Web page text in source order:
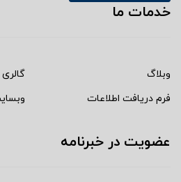
خدمات ما
وبلاگ
فرم دریافت اطلاعات
عضویت در خبرنامه